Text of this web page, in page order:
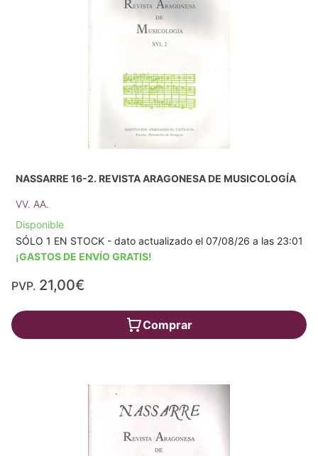
NASSARRE 16-2. REVISTA ARAGONESA DE MUSICOLOGÍA
VV. AA.
Disponible
SÓLO 1 EN STOCK - dato actualizado el 07/08/26 a las 23:01
¡GASTOS DE ENVÍO GRATIS!
PVP. 21,00€
Comprar